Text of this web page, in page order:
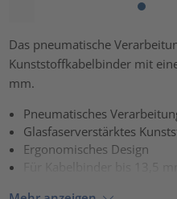
Das pneumatische
Kunststoffkabelbinder mit
mm.
Pneumatisches
Glasfaserverstärktes
Ergonomisches Design